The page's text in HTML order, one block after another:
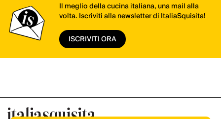
Il meglio della cucina italiana, una mail alla
volta. Iscriviti alla newsletter di ItaliaSquisita!
ISCRIVITI ORA